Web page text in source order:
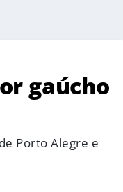
gaúcho
Porto Alegre e